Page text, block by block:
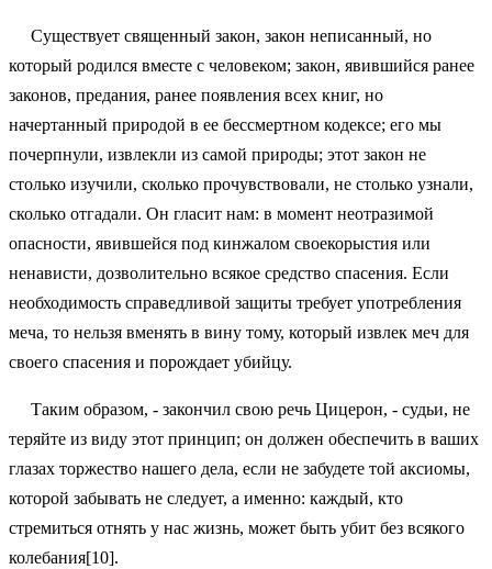
Существует священный закон, закон неписанный, но
который родился вместе с человеком; закон, явившийся ранее
законов, предания, ранее появления всех книг, но
начертанный природой в ее бессмертном кодексе; его мы
почерпнули, извлекли из самой природы; этот закон не
столько изучили, сколько прочувствовали, не столько узнали,
сколько отгадали. Он гласит нам: в момент неотразимой
опасности, явившейся под кинжалом своекорыстия или
ненависти, дозволительно всякое средство спасения. Если
необходимость справедливой защиты требует употребления
меча, то нельзя вменять в вину тому, который извлек меч для
своего спасения и порождает убийцу.
Таким образом, - закончил свою речь Цицерон, - судьи, не
теряйте из виду этот принцип; он должен обеспечить в ваших
глазах торжество нашего дела, если не забудете той аксиомы,
которой забывать не следует, а именно: каждый, кто
стремиться отнять у нас жизнь, может быть убит без всякого
колебания[10].